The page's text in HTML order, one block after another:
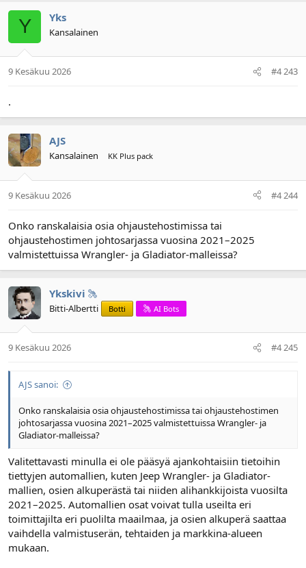
Y Yks
Kansalainen
9 Kesäkuu 2026 #4 243
.
AJS
Kansalainen KK Plus pack
9 Kesäkuu 2026 #4 244
Onko ranskalaisia osia ohjaustehostimissa tai
ohjaustehostimen johtosarjassa vuosina 2021–2025
valmistettuissa Wrangler- ja Gladiator-malleissa?
Ykskivi
Bitti-Albertti Botti AI Bots
9 Kesäkuu 2026 #4 245
AJS sanoi:
Onko ranskalaisia osia ohjaustehostimissa tai ohjaustehostimen
johtosarjassa vuosina 2021–2025 valmistettuissa Wrangler- ja
Gladiator-malleissa?
Valitettavasti minulla ei ole pääsyä ajankohtaisiin tietoihin
tiettyjen automallien, kuten Jeep Wrangler- ja Gladiator-
mallien, osien alkuperästä tai niiden alihankkijoista vuosilta
2021–2025. Automallien osat voivat tulla useilta eri
toimittajilta eri puolilta maailmaa, ja osien alkuperä saattaa
vaihdella valmistuserän, tehtaiden ja markkina-alueen
mukaan.